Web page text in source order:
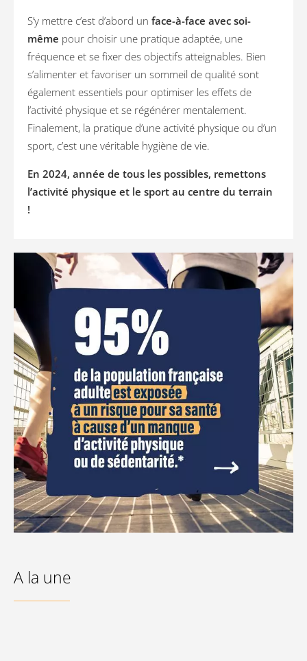
S’y mettre c’est d’abord un face-à-face avec soi-
même pour choisir une pratique adaptée, une
fréquence et se fixer des objectifs atteignables. Bien
s’alimenter et favoriser un sommeil de qualité sont
également essentiels pour optimiser les effets de
l’activité physique et se régénérer mentalement.
Finalement, la pratique d’une activité physique ou d’un
sport, c’est une véritable hygiène de vie.
En 2024, année de tous les possibles, remettons
l’activité physique et le sport au centre du terrain
!
A la une